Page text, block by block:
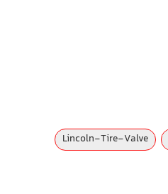
Lincoln-Tire-Valve